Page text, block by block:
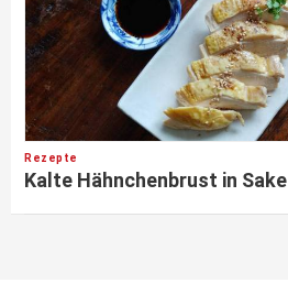
Rezepte
Kalte Hähnchenbrust in Sake